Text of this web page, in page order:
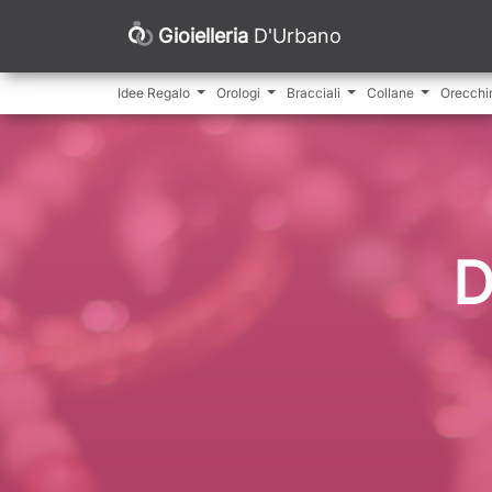
Gioielleria D'Urbano
Idee Regalo Orologi Bracciali Collane